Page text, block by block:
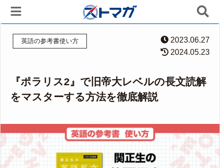
英語の参考書使い方
2023.06.27
2024.05.23
『ポラリス2』で旧帝大レベルの長文読解
をマスターする方法を徹底解説